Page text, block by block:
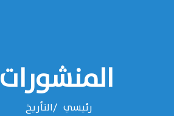
المنشورات
رئيسي التأريخ